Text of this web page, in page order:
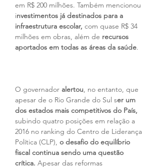
em R$ 200 milhões. Também mencionou
investimentos já destinados para a
infraestrutura escolar, com quase R$ 34
milhões em obras, além de recursos
aportados em todas as áreas da saúde.
O governador alertou, no entanto, que
apesar de o Rio Grande do Sul ser um
dos estados mais competitivos do País,
subindo quatro posições em relação a
2016 no ranking do Centro de Liderança
Política (CLP), o desafio do equilíbrio
fiscal continua sendo uma questão
crítica. Apesar das reformas